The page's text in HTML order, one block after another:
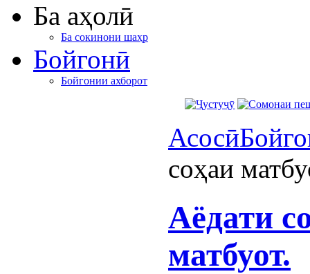
Ба аҳолӣ
Ба сокинони шаҳр
Бойгонӣ
Бойгонии ахборот
Асосӣ
соҳаи
Аёдати
матбуот.